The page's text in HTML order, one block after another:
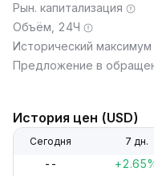
Рын. капитализация
Объём, 24Ч
Исторический максимум
Предложение в
История цен (USD)
Сегодня 7 дн.
--